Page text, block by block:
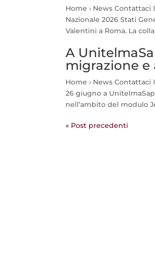
Home › News
Nazionale 2026 Stati
Valentini a Roma. La
A
migrazione e
Home › News
26 giugno a
nell’ambito del modulo
« Post precedenti